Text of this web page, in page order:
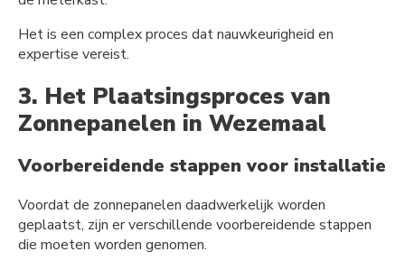
Het is een complex proces dat nauwkeurigheid en
expertise vereist.
3. Het Plaatsingsproces van
Zonnepanelen in Wezemaal
Voorbereidende stappen voor installatie
Voordat de zonnepanelen daadwerkelijk worden
geplaatst, zijn er verschillende voorbereidende stappen
die moeten worden genomen.